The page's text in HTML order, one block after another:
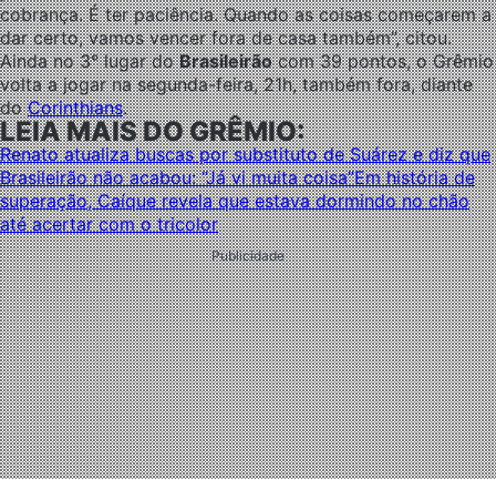
cobrança. É ter paciência. Quando as coisas começarem a
dar certo, vamos vencer fora de casa também”, citou.
Ainda no 3° lugar doBrasileirãocom 39 pontos, o Grêmio
volta a jogar na segunda-feira, 21h, também fora, diante
doCorinthians.
LEIA MAIS DO GRÊMIO:
Renato atualiza buscas por substituto de Suárez e diz que
Brasileirão não acabou: “Já vi muita coisa”Em história de
superação, Caíque revela que estava dormindo no chão
até acertar com o tricolor
Publicidade